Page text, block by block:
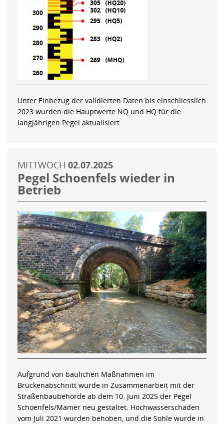
Unter Einbezug der validierten Daten bis einschliesslich
2023 wurden die Hauptwerte NQ und HQ für die
langjährigen Pegel aktualisiert.
MITTWOCH 02.07.2025
Pegel Schoenfels wieder in
Betrieb
Aufgrund von baulichen Maßnahmen im
Brückenabschnitt wurde in Zusammenarbeit mit der
Straßenbaubehörde ab dem 10. Juni 2025 der Pegel
Schoenfels/Mamer neu gestaltet. Hochwasserschäden
vom Juli 2021 wurden behoben, und die Sohle wurde in